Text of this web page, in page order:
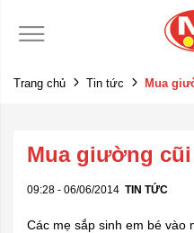
Trang chủ Tin tức Mua
Mua giường
09:28 - 06/06/2014 TIN TỨC
Các mẹ sắp sinh em bé vào